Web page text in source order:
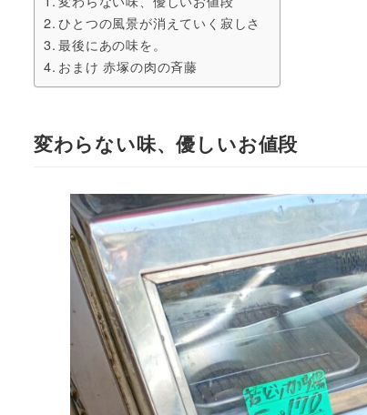
ひとつの風景が消えていく寂しさ
最後にあの味を。
おまけ 赤塚の肉の斉藤
変わらない味、優しいお値段